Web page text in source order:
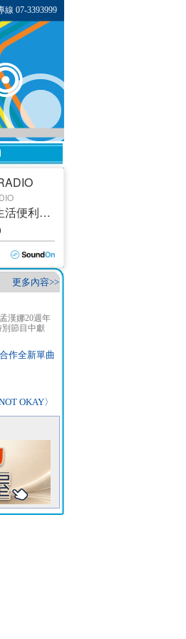
線 07-3393999
更多內容>>
漢娜20週年
節目中獻
作全新單曲
OKAY〉